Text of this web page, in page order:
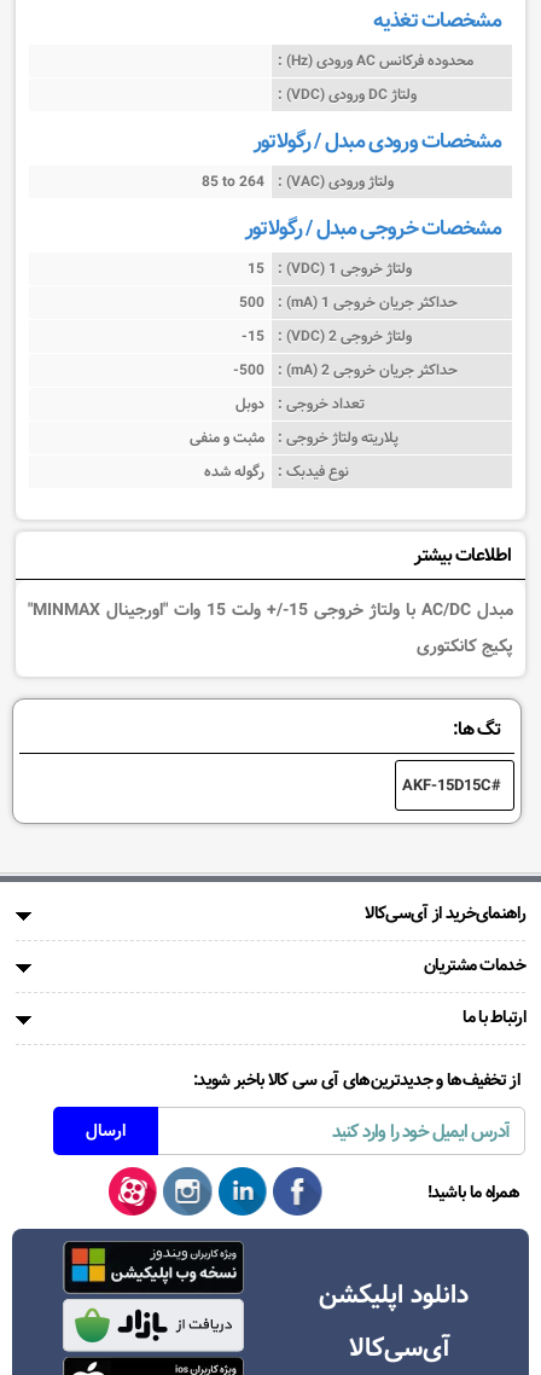
مشخصات تغذیه
محدوده فرکانس AC ورودی (Hz) :
ولتاژ DC ورودی (VDC) :
مشخصات ورودی مبدل / رگولاتور
ولتاژ ورودی (VAC) : 85 to 264
مشخصات خروجی مبدل / رگولاتور
ولتاژ خروجی 1 (VDC) :
15
حداکثر جریان خروجی 1 (mA) :
500
ولتاژ خروجی 2 (VDC) :
-15
حداکثر جریان خروجی 2 (mA) :
-500
تعداد خروجی : دوبل
پلاریته ولتاژ خروجی : مثبت و منفی
نوع فیدبک : رگوله شده
اطلاعات بیشتر
مبدل AC/DC با ولتاژ خروجی 15-/+ ولت 15 وات "اورجینال MINMAX"
پکیج کانکتوری
تگ ها:
AKF-15D15C
راهنمای‌خرید از آی‌سی‌کالا
خدمات مشتریان
ارتباط با ما
از تخفیف‌ها و جدیدترین‌های آی سی کالا باخبر شوید:
همراه ما باشید!
دانلود اپلیکشن
آی‌سی‌کالا